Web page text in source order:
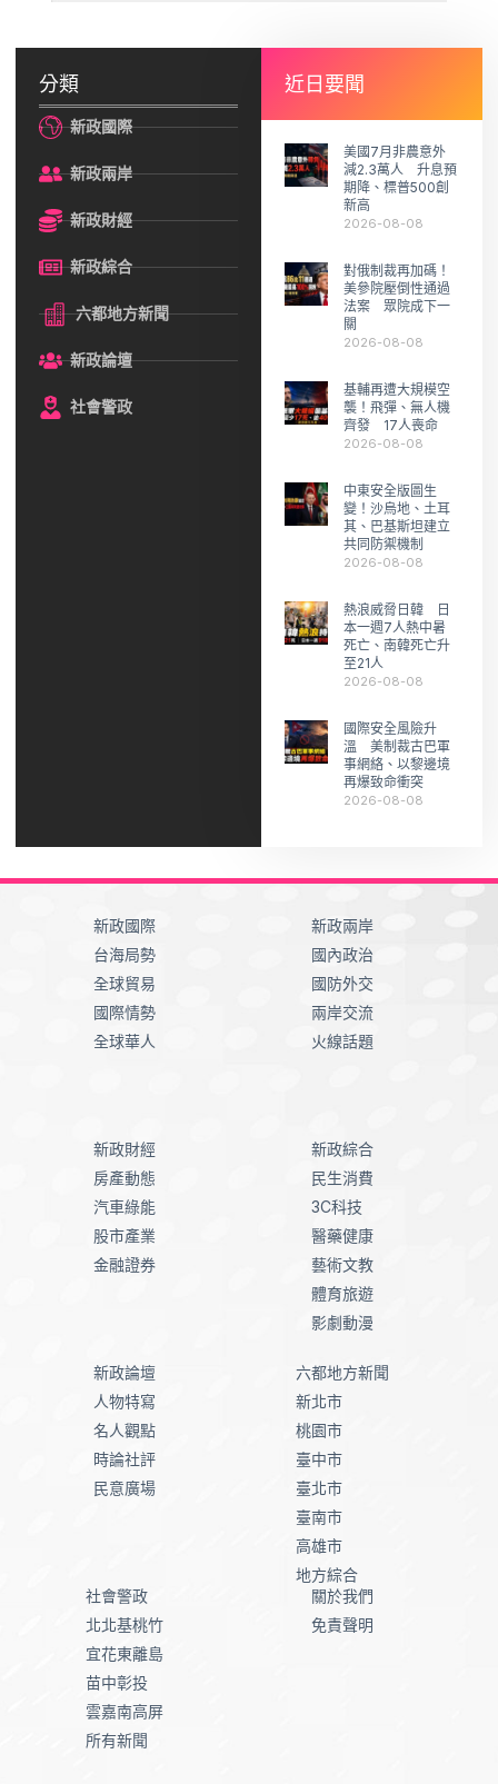
分類
新政國際
新政兩岸
新政財經
新政綜合
六都地方新聞
新政論壇
社會警政
近日要聞
美國7月非農意外
減2.3萬人 升息預
期降、標普500創
新高
2026-08-08
對俄制裁再加碼！
美參院壓倒性通過
法案 眾院成下一
關
2026-08-08
基輔再遭大規模空
襲！飛彈、無人機
齊發 17人喪命
2026-08-08
中東安全版圖生
變！沙烏地、土耳
其、巴基斯坦建立
共同防禦機制
2026-08-08
熱浪威脅日韓 日
本一週7人熱中暑
死亡、南韓死亡升
至21人
2026-08-08
國際安全風險升
溫 美制裁古巴軍
事網絡、以黎邊境
再爆致命衝突
2026-08-08
新政國際
台海局勢
全球貿易
國際情勢
全球華人
新政兩岸
國內政治
國防外交
兩岸交流
火線話題
新政財經
房產動態
汽車綠能
股市產業
金融證券
新政綜合
民生消費
3C科技
醫藥健康
藝術文教
體育旅遊
影劇動漫
新政論壇
人物特寫
名人觀點
時論社評
民意廣場
六都地方新聞
新北市
桃園市
臺中市
臺北市
臺南市
高雄市
地方綜合
社會警政
北北基桃竹
宜花東離島
苗中彰投
雲嘉南高屏
所有新聞
關於我們
免責聲明